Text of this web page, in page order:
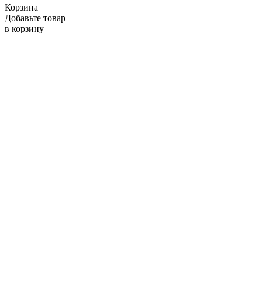
Корзина
Добавьте товар
в корзину